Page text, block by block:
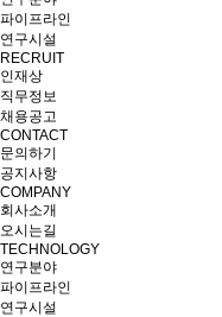
파이프라인
연구시설
RECRUIT
인재상
직무정보
채용공고
CONTACT
문의하기
공지사항
COMPANY
회사소개
오시는길
TECHNOLOGY
연구분야
파이프라인
연구시설